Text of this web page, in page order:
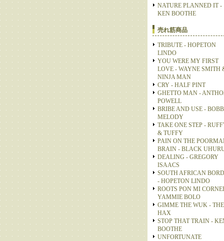
NATURE PLANNED IT -
KEN BOOTHE
売れ筋商品
TRIBUTE - HOPETON
LINDO
YOU WERE MY FIRST
LOVE - WAYNE SMITH
NINJA MAN
CRY - HALF PINT
GHETTO MAN -
POWELL
BRIBE AND USE -
MELODY
TAKE ONE STEP -
& TUFFY
PAIN ON THE
BRAIN - BLACK
DEALING - GREGORY
ISAACS
SOUTH AFRICAN
- HOPETON LINDO
ROOTS PON MI
YAMMIE BOLO
GIMME THE WUK - THE
HAX
STOP THAT TRAIN -
BOOTHE
UNFORTUNATE